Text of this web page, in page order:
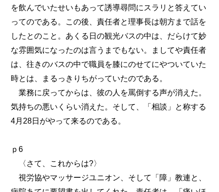
を飲んでいたせいもあって誘導尋問にスラリと答えてい
ってのである。この後、責任者と理事長は朝方まで話を
したとのこと。あくる日の観光バスの中は、だらけて妙
な雰囲気になったのは言うまでもない。ましてや責任者
は、往きのバスの中で職員を膝にのせてにやついていた
時とは、まるっきりちがっていたのである。
業務に戻ってからは、彼の人を罵倒する声が消えた。
気持ちの悪いくらい消えた。そして、「相談」と称する
4月28日がやって来るのである。
ｐ6
〈さて、これからは?〉
視労協やマッサージユニオン、そして「障」教連と、